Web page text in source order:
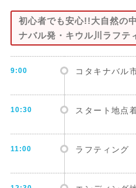
初心者でも安心!!大自然の
ナバル発・キウル川ラフテ
9:00 コタキナバル
10:30 スタート地点
11:00 ラフティング